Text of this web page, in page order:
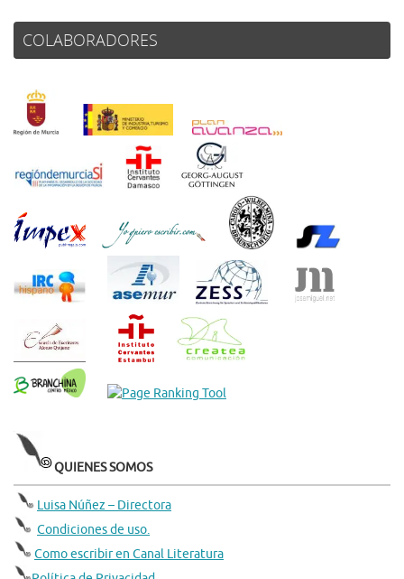
COLABORADORES
QUIENES SOMOS
Luisa Núñez – Directora
Condiciones de uso.
Como escribir en Canal Literatura